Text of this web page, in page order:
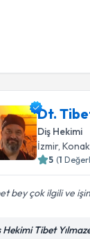
Dt.
Diş Hekimi
İzmir, Konak
5 (1
bey çok ilgili ve
Hekimi Tibet